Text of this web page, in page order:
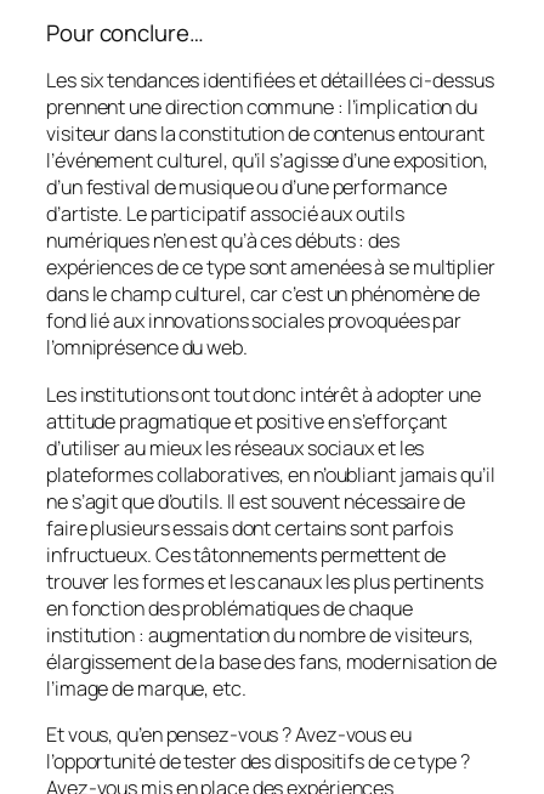
Pour conclure…
Les six tendances identifiées et détaillées ci-dessus
prennent une direction commune : l’implication du
visiteur dans la constitution de contenus entourant
l’événement culturel, qu’il s’agisse d’une exposition,
d’un festival de musique ou d’une performance
d’artiste. Le participatif associé aux outils
numériques n’en est qu’à ces débuts : des
expériences de ce type sont amenées à se multiplier
dans le champ culturel, car c’est un phénomène de
fond lié aux innovations sociales provoquées par
l’omniprésence du web.
Les institutions ont tout donc intérêt à adopter une
attitude pragmatique et positive en s’efforçant
d’utiliser au mieux les réseaux sociaux et les
plateformes collaboratives, en n’oubliant jamais qu’il
ne s’agit que d’outils. Il est souvent nécessaire de
faire plusieurs essais dont certains sont parfois
infructueux. Ces tâtonnements permettent de
trouver les formes et les canaux les plus pertinents
en fonction des problématiques de chaque
institution : augmentation du nombre de visiteurs,
élargissement de la base desfans, modernisation de
l’image de marque, etc.
Et vous, qu’en pensez-vous ? Avez-vous eu
l’opportunité de tester des dispositifs de ce type ?
Avez-vous mis en place des expériences